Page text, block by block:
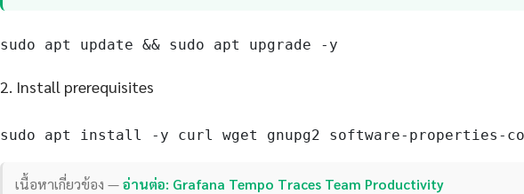
sudo apt update && sudo apt upgrade -y
2. Install prerequisites
sudo apt install -y curl wget gnupg2 software-properties-
เนื้อหาเกี่ยวข้อง —อ่านต่อ: Grafana Tempo Traces Team Productivity